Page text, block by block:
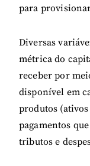
para
Diversas
métrica do
receber por
disponível em
produtos
pagamentos
tributos e